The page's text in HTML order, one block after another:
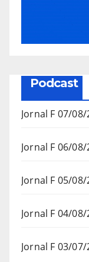
Podcast
Jornal F 07/
Jornal F 06/
Jornal F 05/
Jornal F 04/
Jornal F 03/